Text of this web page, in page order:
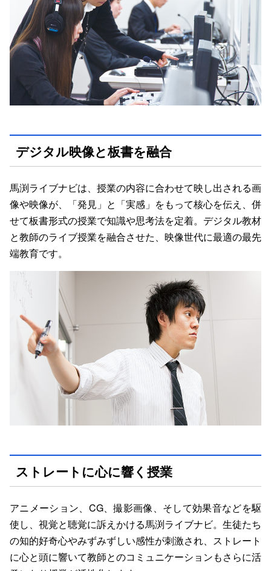
デジタル映像と板書を融合
馬渕ライブナビは、授業の内容に合わせて映し出される画
像や映像が、「発見」と「実感」をもって核心を伝え、併
せて板書形式の授業で知識や思考法を定着。デジタル教材
と教師のライブ授業を融合させた、映像世代に最適の最先
端教育です。
ストレートに心に響く授業
アニメーション、CG、撮影画像、そして効果音などを駆
使し、視覚と聴覚に訴えかける馬渕ライブナビ。生徒たち
の知的好奇心やみずみずしい感性が刺激され、ストレート
に心と頭に響いて教師とのコミュニケーションもさらに活